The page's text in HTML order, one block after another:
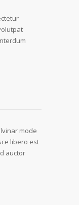
mode
libero est
auctor